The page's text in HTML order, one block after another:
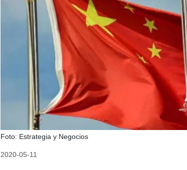
Foto: Estrategia y Negocios
2020-05-11